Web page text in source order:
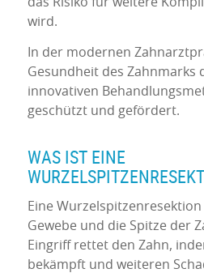
wird.
In der modernen
Gesundheit des Zahnmarks
innovativen
geschützt und gefördert.
WAS IST EINE
Eine
Gewebe und die Spitze der
Eingriff rettet den Zahn,
bekämpft und weiteren